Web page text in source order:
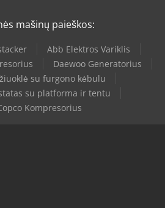
mašinų paieškos:
Abb Elektros Variklis
Daewoo Generatorius
su furgono kėbulu
su platforma ir tentu
Kompresorius